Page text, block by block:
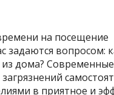
на посещение
задаются вопросом:
дома? Современные
в приятное и